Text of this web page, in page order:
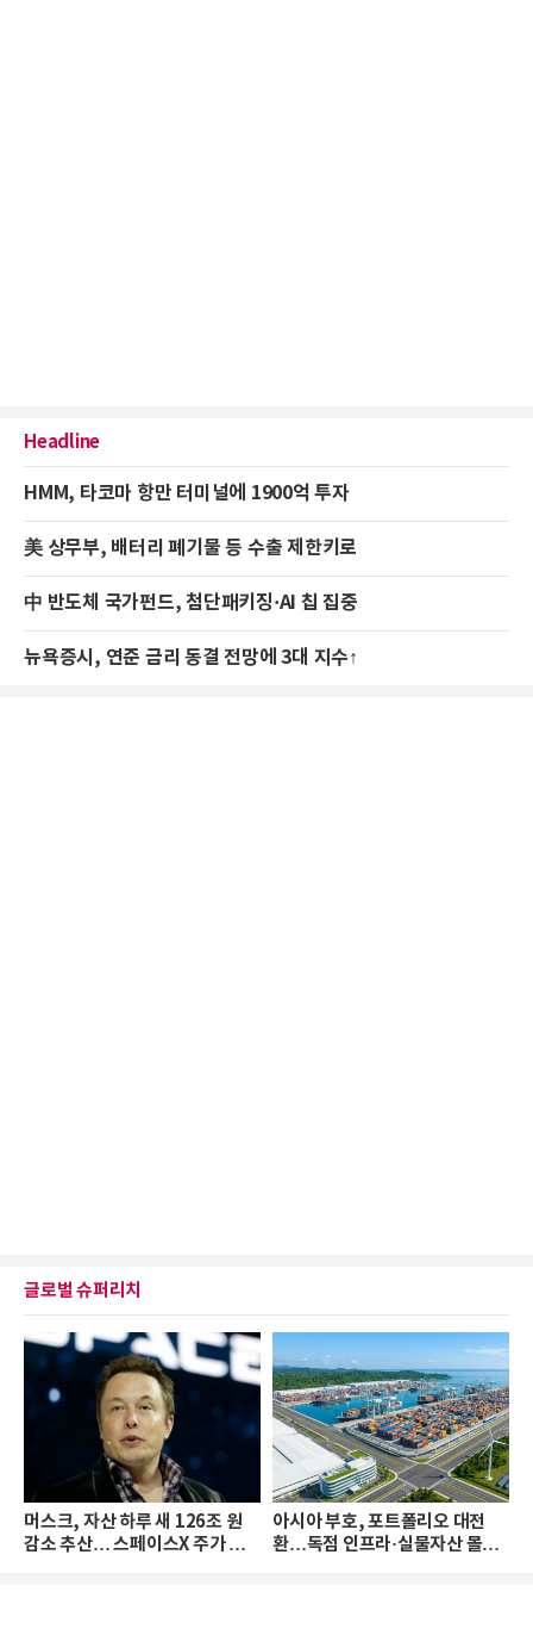
Headline
HMM, 타코마 항만 터미널에 1900억 투자
美 상무부, 배터리 폐기물 등 수출 제한키로
中 반도체 국가펀드, 첨단패키징·AI 칩 집중
뉴욕증시, 연준 금리 동결 전망에 3대 지수↑
글로벌 슈퍼리치
머스크, 자산 하루 새 126조 원
감소 추산… 스페이스X 주가 하
아시아 부호, 포트폴리오 대전
환…독점 인프라·실물자산 몰린